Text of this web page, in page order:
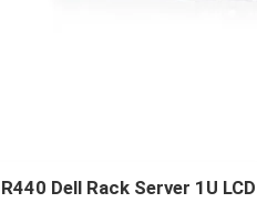
Dell Rack Server 1U LCD